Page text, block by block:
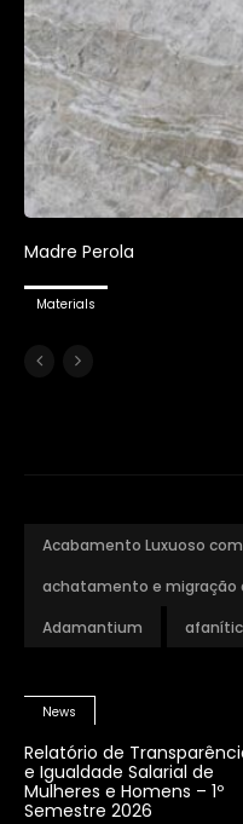
Madre Perola
Materials
Acabamento Luxuoso
achatamento e migração
Adamantium
News
Relatório de
e Igualdade Salarial de
Mulheres e Homens – 1º
Semestre 2026